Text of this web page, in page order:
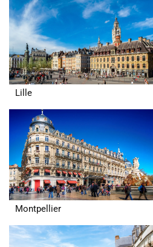
Lille
Montpellier